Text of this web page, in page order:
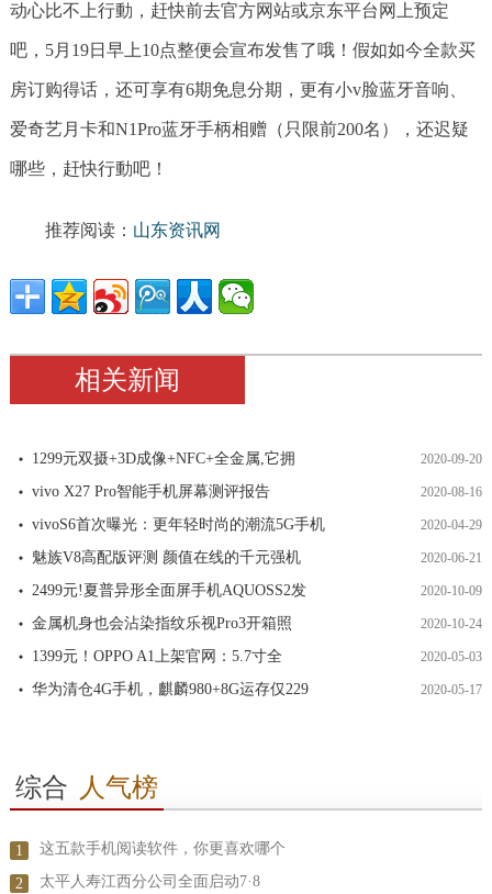
动心比不上行動，赶快前去官方网站或京东平台网上预定
吧，5月19日早上10点整便会宣布发售了哦！假如如今全款买
房订购得话，还可享有6期免息分期，更有小v脸蓝牙音响、
爱奇艺月卡和N1Pro蓝牙手柄相赠（只限前200名），还迟疑
哪些，赶快行動吧！
推荐阅读： 山东资讯网
相关新闻
1299元双摄+3D成像+NFC+全金属,它拥 2020-09-20
vivo X27 Pro智能手机屏幕测评报告 2020-08-16
vivoS6首次曝光：更年轻时尚的潮流5G手机 2020-04-29
魅族V8高配版评测 颜值在线的千元强机 2020-06-21
2499元!夏普异形全面屏手机AQUOSS2发 2020-10-09
金属机身也会沾染指纹乐视Pro3开箱照 2020-10-24
1399元！OPPO A1上架官网：5.7寸全 2020-05-03
华为清仓4G手机，麒麟980+8G运存仅229 2020-05-17
综合 人气榜
1 这五款手机阅读软件，你更喜欢哪个
2 太平人寿江西分公司全面启动7·8